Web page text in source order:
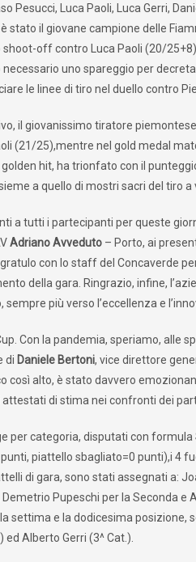
Pesucci, Luca Paoli, Luca Gerri,
stato il giovane campione delle
off contro Luca Paoli (20/
uno spareggio per
le linee di tiro nel duello contro
il giovanissimo tiratore
(21/25),mentre nel gold medal
hit, ha trionfato con il
a quello di mostri sacri del tiro a
a tutti i partecipanti per queste
Adriano Avveduto – Porto, ai
con lo staff del Concaverde
della gara. Ringrazio, infine,
più verso l’eccellenza e
Con la pandemia, speriamo, alle
di Daniele Bertoni, vice direttore
così alto, è stato davvero
di stima nei confronti dei
per categoria, disputati con formula
piattello sbagliato=0 punti),i 4
di gara, sono stati assegnati a:
Demetrio Pupeschi per la Seconda
settima e la dodicesima posizione,
Alberto Gerri (3^ Cat.).